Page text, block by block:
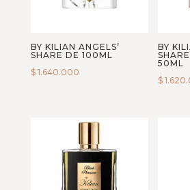
Frederic Malle
French Avenue
Giorgio Armani
Gisada
Goldfield & Banks Australia
Guerlain
BY KILIAN ANGELS’
SHARE DE 100ML
$1.640.000
BY
50ML
$